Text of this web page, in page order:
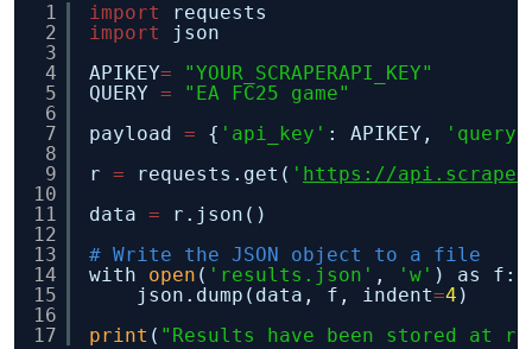
1
2
3
4
5
6
7
8
9
10
11
12
13
14
15
16
17
import
requests
import
json
APIKEY=
"YOUR_SCRAPERAPI_KEY"
QUERY =
"EA FC25 game"
payload = { 'api_key' : APIKEY, 'query'
r = requests.get( ' https://
data =
r.json()
# Write the JSON object to a file
with open ( 'results.json' , 'w' ) as f:
json.dump(data, f, indent=4 )
print ( "Results have been stored at